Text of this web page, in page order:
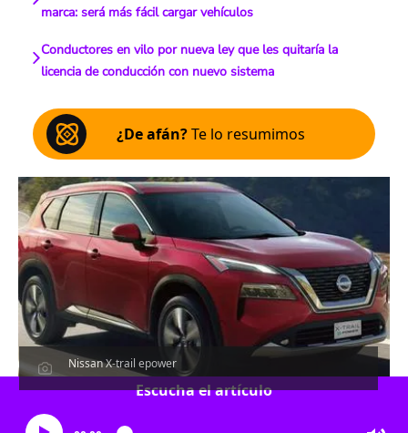
marca: será más fácil cargar vehículos
Conductores en vilo por nueva ley que les quitaría la
licencia de conducción con nuevo sistema
¿De afán?Te lo resumimos
Nissan X-trail epower
Escucha el artículo